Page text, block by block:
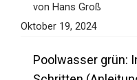
von Hans Groß
Oktober 19, 2024
Poolwasser grün: